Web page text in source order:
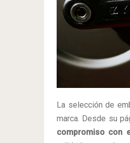
La selección de
marca. Desde su
compromiso con